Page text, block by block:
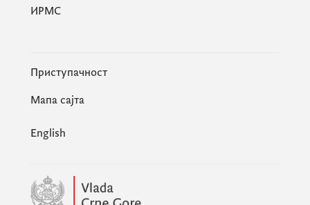
ИРМС
Приступачност
Мапа сајта
English